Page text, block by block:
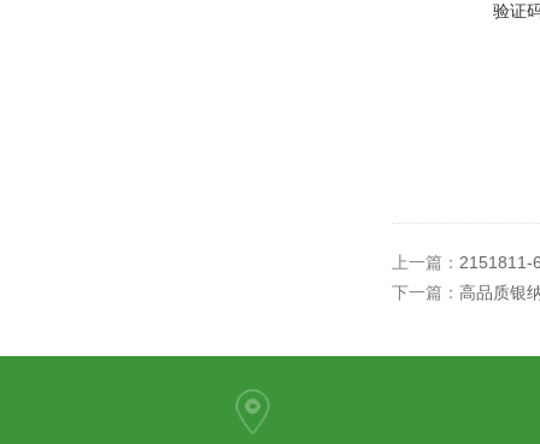
验证
上一篇： 2151811-
下一篇： 高品质银